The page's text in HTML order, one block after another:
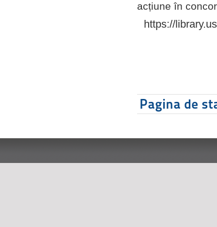
acțiune în
https://
Pagina de